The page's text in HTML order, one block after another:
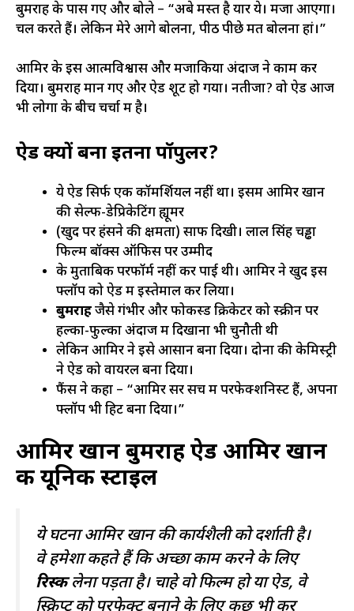
बुमराह के पास गए और बोले – “अबे मस्त है यार ये। मजा आएगा।
चल करते हैं। लेकिन मेरे आगे बोलना, पीठ पीछे मत बोलना हां।”
आमिर के इस आत्मविश्वास और मजाकिया अंदाज ने काम कर
दिया। बुमराह मान गए और ऐड शूट हो गया। नतीजा? वो ऐड आज
भी लोगों के बीच चर्चा में है।
ऐड क्यों बना इतना पॉपुलर?
ये ऐड सिर्फ एक कॉमर्शियल नहीं था। इसमें आमिर खान
की सेल्फ-डेप्रिकेटिंग ह्यूमर
(खुद पर हंसने की क्षमता) साफ दिखी। लाल सिंह चड्ढा
फिल्म बॉक्स ऑफिस पर उम्मीद
के मुताबिक परफॉर्म नहीं कर पाई थी। आमिर ने खुद इस
फ्लॉप को ऐड में इस्तेमाल कर लिया।
बुमराहजैसे गंभीर और फोकस्ड क्रिकेटर को स्क्रीन पर
हल्का-फुल्का अंदाज में दिखाना भी चुनौती थी
लेकिन आमिर ने इसे आसान बना दिया। दोनों की केमिस्ट्री
ने ऐड को वायरल बना दिया।
फैंस ने कहा – “आमिर सर सच में परफेक्शनिस्ट हैं, अपना
फ्लॉप भी हिट बना दिया।”
आमिर खान बुमराह ऐड आमिर खान
की यूनिक स्टाइल
ये घटना आमिर खान की कार्यशैली को दर्शाती है।
वे हमेशा कहते हैं कि अच्छा काम करने के लिए
रिस्कलेना पड़ता है। चाहे वो फिल्म हो या ऐड, वे